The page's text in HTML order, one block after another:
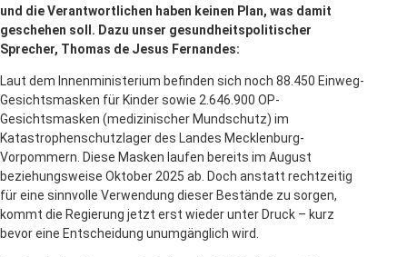
und die Verantwortlichen haben keinen Plan, was damit
geschehen soll.​ Dazu unser gesundheitspolitischer
Sprecher, Thomas de Jesus Fernandes:
Laut dem Innenministerium befinden sich noch 88.450 Einweg-
Gesichtsmasken für Kinder sowie 2.646.900 OP-
Gesichtsmasken (medizinischer Mundschutz) im
Katastrophenschutzlager des Landes Mecklenburg-
Vorpommern. Diese Masken laufen bereits im August
beziehungsweise Oktober 2025 ab. Doch anstatt rechtzeitig
für eine sinnvolle Verwendung dieser Bestände zu sorgen,
kommt die Regierung jetzt erst wieder unter Druck – kurz
bevor eine Entscheidung unumgänglich wird.